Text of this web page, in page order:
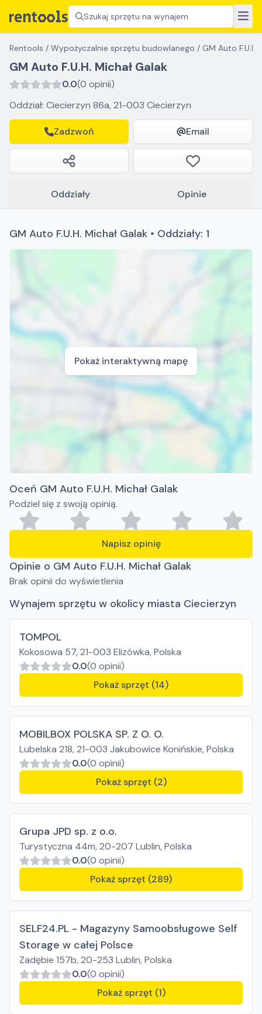
Szukaj sprzętu na wynajem
Rentools / Wypożyczalnie sprzętu budowlanego / GM Auto
GM Auto F.U.H. Michał Galak
0.0(0 opinii)
Oddział: Ciecierzyn 86a, 21-003 Ciecierzyn
Zadzwoń Email
Oddziały Opinie
GM Auto F.U.H. Michał Galak • Oddziały: 1
Pokaż interaktywną mapę
Oceń GM Auto F.U.H. Michał Galak
Podziel się z swoją opinią.
Napisz opinię
Opinie o GM Auto F.U.H. Michał Galak
Brak opinii do wyświetlenia
Wynajem sprzętu w okolicy miasta Ciecierzyn
TOMPOL
Kokosowa 57, 21-003 Elizówka, Polska
0.0(0 opinii)
Pokaż sprzęt (14)
MOBILBOX POLSKA SP. Z O. O.
Lubelska 218, 21-003 Jakubowice Konińskie, Polska
0.0(0 opinii)
Pokaż sprzęt (2)
Grupa JPD sp. z o.o.
Turystyczna 44m, 20-207 Lublin, Polska
0.0(0 opinii)
Pokaż sprzęt (289)
SELF24.PL - Magazyny Samoobsługowe Self
Storage w całej Polsce
Zadębie 157b, 20-253 Lublin, Polska
0.0(0 opinii)
Pokaż sprzęt (1)